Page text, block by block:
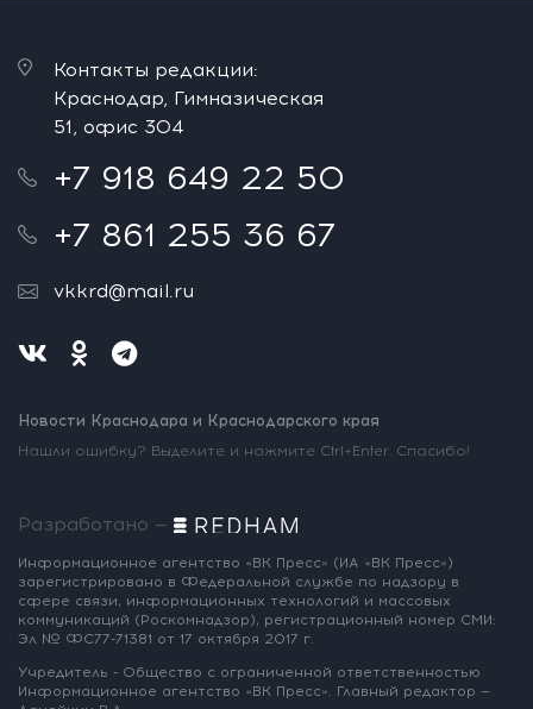
Контакты редакции:
Краснодар, Гимназическая
51, офис 304
+7 918 649 22 50
+7 861 255 36 67
vkkrd@mail.ru
Новости Краснодара и Краснодарского края
Нашли ошибку? Выделите и нажмите Ctrl+Enter. Спасибо!
Разработано —
Информационное агентство «ВК Пресс» (ИА «ВК Пресс»)
зарегистрировано в Федеральной службе по надзору в
сфере связи, информационных технологий и массовых
коммуникаций (Роскомнадзор), регистрационный номер СМИ:
Эл № ФС77-71381 от 17 октября 2017 г.
Учредитель - Общество с ограниченной ответственностью
Информационное агентство «ВК Пресс». Главный редактор —